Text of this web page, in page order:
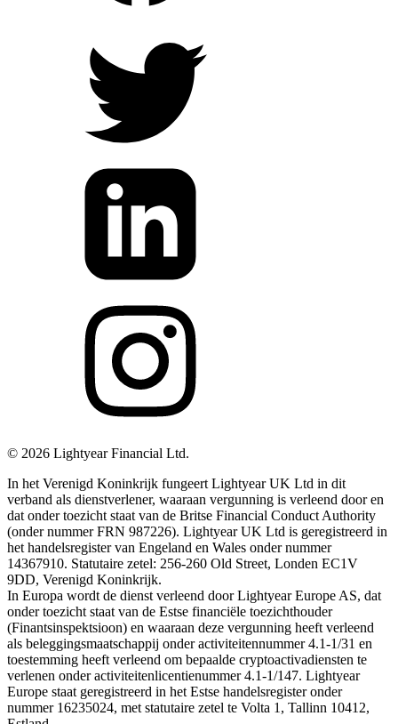
© 2026 Lightyear Financial Ltd.
In het Verenigd Koninkrijk fungeert Lightyear UK Ltd in dit
verband als dienstverlener, waaraan vergunning is verleend door en
dat onder toezicht staat van de Britse Financial Conduct Authority
(onder nummer FRN 987226). Lightyear UK Ltd is geregistreerd in
het handelsregister van Engeland en Wales onder nummer
14367910. Statutaire zetel: 256-260 Old Street, Londen EC1V
9DD, Verenigd Koninkrijk.
In Europa wordt de dienst verleend door Lightyear Europe AS, dat
onder toezicht staat van de Estse financiële toezichthouder
(Finantsinspektsioon) en waaraan deze vergunning heeft verleend
als beleggingsmaatschappij onder activiteitennummer 4.1-1/31 en
toestemming heeft verleend om bepaalde cryptoactivadiensten te
verlenen onder activiteitenlicentienummer 4.1-1/147. Lightyear
Europe staat geregistreerd in het Estse handelsregister onder
nummer 16235024, met statutaire zetel te Volta 1, Tallinn 10412,